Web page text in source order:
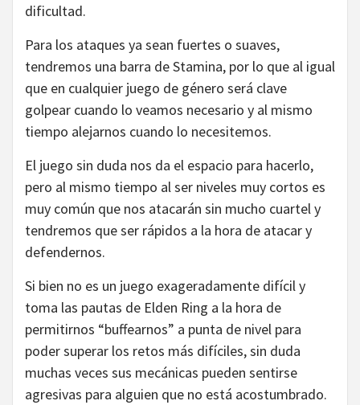
dificultad.
Para los ataques ya sean fuertes o suaves,
tendremos una barra de Stamina, por lo que al igual
que en cualquier juego de género será clave
golpear cuando lo veamos necesario y al mismo
tiempo alejarnos cuando lo necesitemos.
El juego sin duda nos da el espacio para hacerlo,
pero al mismo tiempo al ser niveles muy cortos es
muy común que nos atacarán sin mucho cuartel y
tendremos que ser rápidos a la hora de atacar y
defendernos.
Si bien no es un juego exageradamente difícil y
toma las pautas de Elden Ring a la hora de
permitirnos “buffearnos” a punta de nivel para
poder superar los retos más difíciles, sin duda
muchas veces sus mecánicas pueden sentirse
agresivas para alguien que no está acostumbrado.